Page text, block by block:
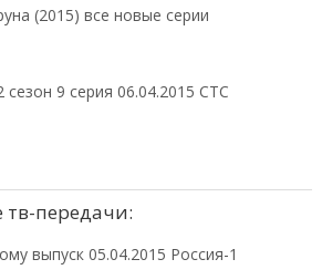
(2015) все новые серии
сезон 9 серия 06.04.2015 СТС
передачи:
выпуск 05.04.2015 Россия-1